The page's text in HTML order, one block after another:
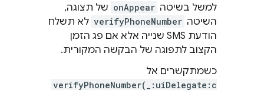
למשל בשיטה onAppear של תצוגה,
השיטה verifyPhoneNumber לא תשלח
הודעת SMS שנייה אלא אם פג הזמן
הקצוב לתפוגה של הבקשה המקורית.
כשמתקשרים אל
verifyPhoneNumber(_:uiDelegate:c